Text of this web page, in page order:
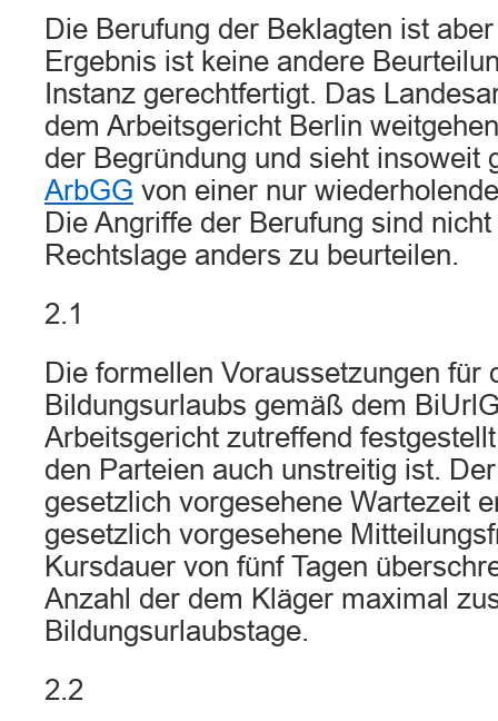
Die Berufung der Beklagten ist
Ergebnis ist keine andere
Instanz gerechtfertigt. Das
dem Arbeitsgericht Berlin
der Begründung und sieht insoweit
ArbGG von einer nur
Die Angriffe der Berufung sind
Rechtslage anders zu beurteilen.
2.1
Die formellen Voraussetzungen für
Bildungsurlaubs gemäß dem
Arbeitsgericht zutreffend
den Parteien auch unstreitig ist.
gesetzlich vorgesehene Wartezeit
gesetzlich vorgesehene
Kursdauer von fünf Tagen
Anzahl der dem Kläger maximal
Bildungsurlaubstage.
2.2